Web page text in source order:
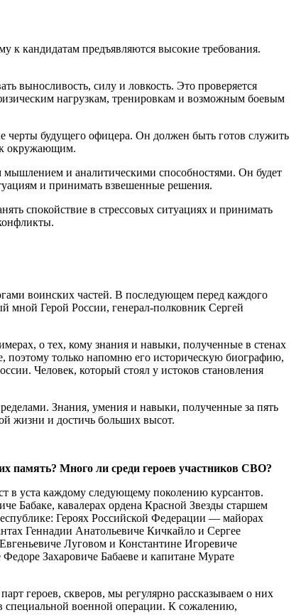
к кандидатам предъявляются высокие требования.
выносливость, силу и ловкость. Это проверяется
нагрузкам, тренировкам и возможным боевым
черты будущего офицера. Он должен быть готов служить
к окружающим.
мышлением и аналитическими способностями. Он будет
и принимать взвешенные решения.
спокойствие в стрессовых ситуациях и принимать
воинских частей. В последующем перед каждого
мной Герой России, генерал-полковник Сергей
о тех, кому знания и навыки, полученные в стенах
только напомню его историческую биографию,
Человек, который стоял у истоков становления
Знания, умения и навыки, полученные за пять
жизни и достичь больших высот.
память? Много ли среди героев участников СВО?
в уста каждому следующему поколению курсантов.
Бабаке, кавалерах ордена Красной Звезды старшем
Героях Российской Федерации — майорах
Геннадии Анатольевиче Кичкайло и Сергее
Луговом и Константине Игоревиче
Захаровиче Бабаеве и капитане Мурате
героев, скверов, мы регулярно рассказываем о них
специальной военной операции. К сожалению,